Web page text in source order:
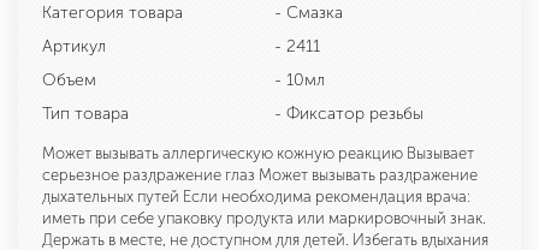
Категория товара
Артикул
Объем
Тип товара
- Смазка
- 2411
- 10мл
- Фиксатор резьбы
Может вызывать аллергическую кожную реакцию Вызывает
серьезное раздражение глаз Может вызывать раздражение
дыхательных путей Если необходима рекомендация врача:
иметь при себе упаковку продукта или маркировочный знак.
Держать в месте, не доступном для детей. Избегать вдыхания